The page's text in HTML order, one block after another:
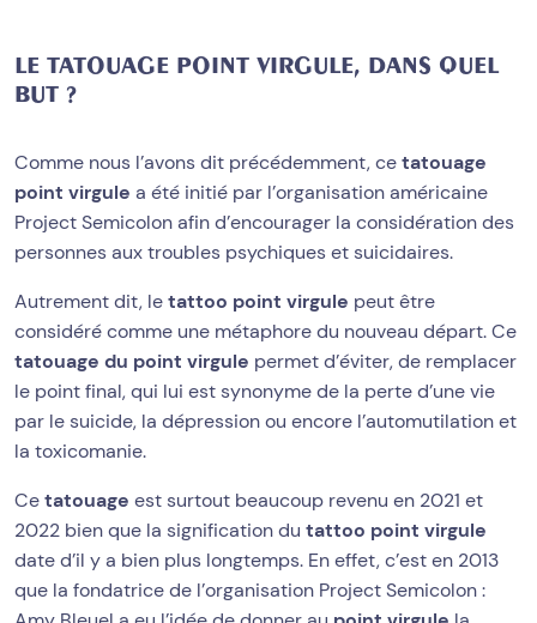
LE TATOUAGE POINT VIRGULE, DANS QUEL
BUT ?
Comme nous l’avons dit précédemment, cetatouage
point virgule a été initié par l’organisation américaine
Project Semicolon afin d’encourager la considération des
personnes aux troubles psychiques et suicidaires.
Autrement dit, letattoo point virgule peut être
considéré comme une métaphore du nouveau départ. Ce
tatouage du point virgule permet d’éviter, de remplacer
le point final, qui lui est synonyme de la perte d’une vie
par le suicide, la dépression ou encore l’automutilation et
la toxicomanie.
Cetatouage est surtout beaucoup revenu en 2021 et
2022 bien que la signification du tattoo point virgule
date d’il y a bien plus longtemps. En effet, c’est en 2013
que la fondatrice de l’organisation Project Semicolon :